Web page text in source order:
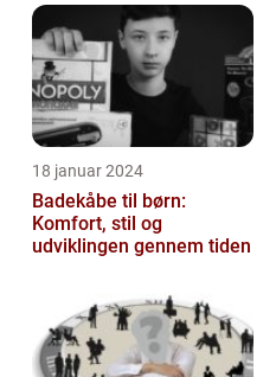
18 januar 2024
Badekåbe til børn:
Komfort, stil og
udviklingen gennem tiden